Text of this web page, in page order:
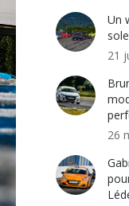
Un
21
26